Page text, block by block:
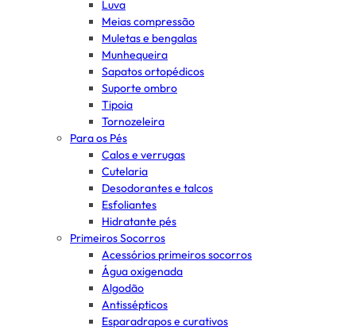
Luva
Meias compressão
Muletas e bengalas
Munhequeira
Sapatos ortopédicos
Suporte ombro
Tipoia
Tornozeleira
Para os Pés
Calos e verrugas
Cutelaria
Desodorantes e talcos
Esfoliantes
Hidratante pés
Primeiros Socorros
Acessórios primeiros socorros
Água oxigenada
Algodão
Antissépticos
Esparadrapos e curativos